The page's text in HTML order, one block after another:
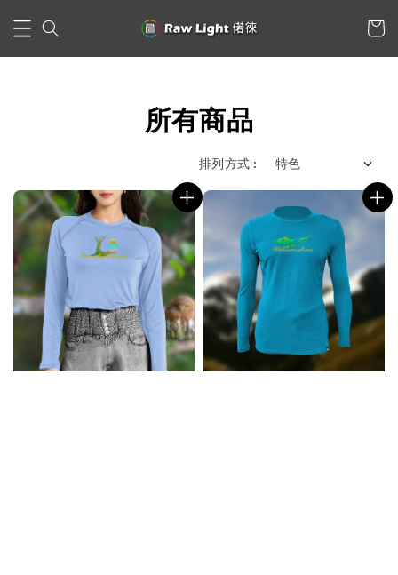
所有商品
排列方式 :